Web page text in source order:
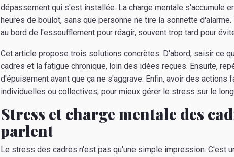
dépassement qui s'est installée. La charge mentale s'accumule
heures de boulot, sans que personne ne tire la sonnette
au bord de l'essoufflement pour réagir, souvent trop tard pour
Cet article propose trois solutions concrètes. D'abord, saisir ce
cadres et la fatigue chronique, loin des idées reçues. Ensuite,
d'épuisement avant que ça ne s'aggrave. Enfin, avoir des actions
individuelles ou collectives, pour mieux gérer le stress sur le
Stress et charge mentale des
parlent
Le stress des cadres n'est pas qu'une simple impression. C'est